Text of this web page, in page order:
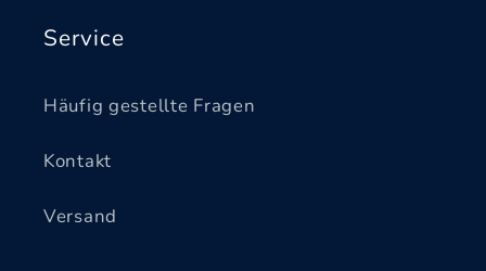
Service
Häufig gestellte Fragen
Kontakt
Versand